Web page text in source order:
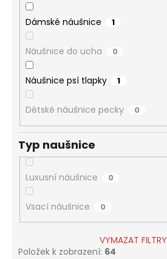
Dámské náušnice 1
Náušnice do ucha 0
Náušnice psí tlapky 1
Dětské náušnice pecky 0
Typ naušnice
Luxusní náušnice 0
Vsací náušnice 0
VYMAZAT FILTRY
Položek k zobrazení: 64